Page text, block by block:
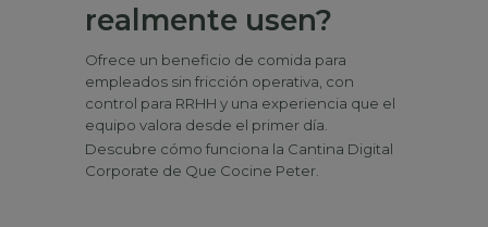
realmente usen?
Ofrece un beneficio de comida para
empleados sin fricción operativa, con
control para RRHH y una experiencia que el
equipo valora desde el primer día.
Descubre cómo funciona la Cantina Digital
Corporate de Que Cocine Peter.